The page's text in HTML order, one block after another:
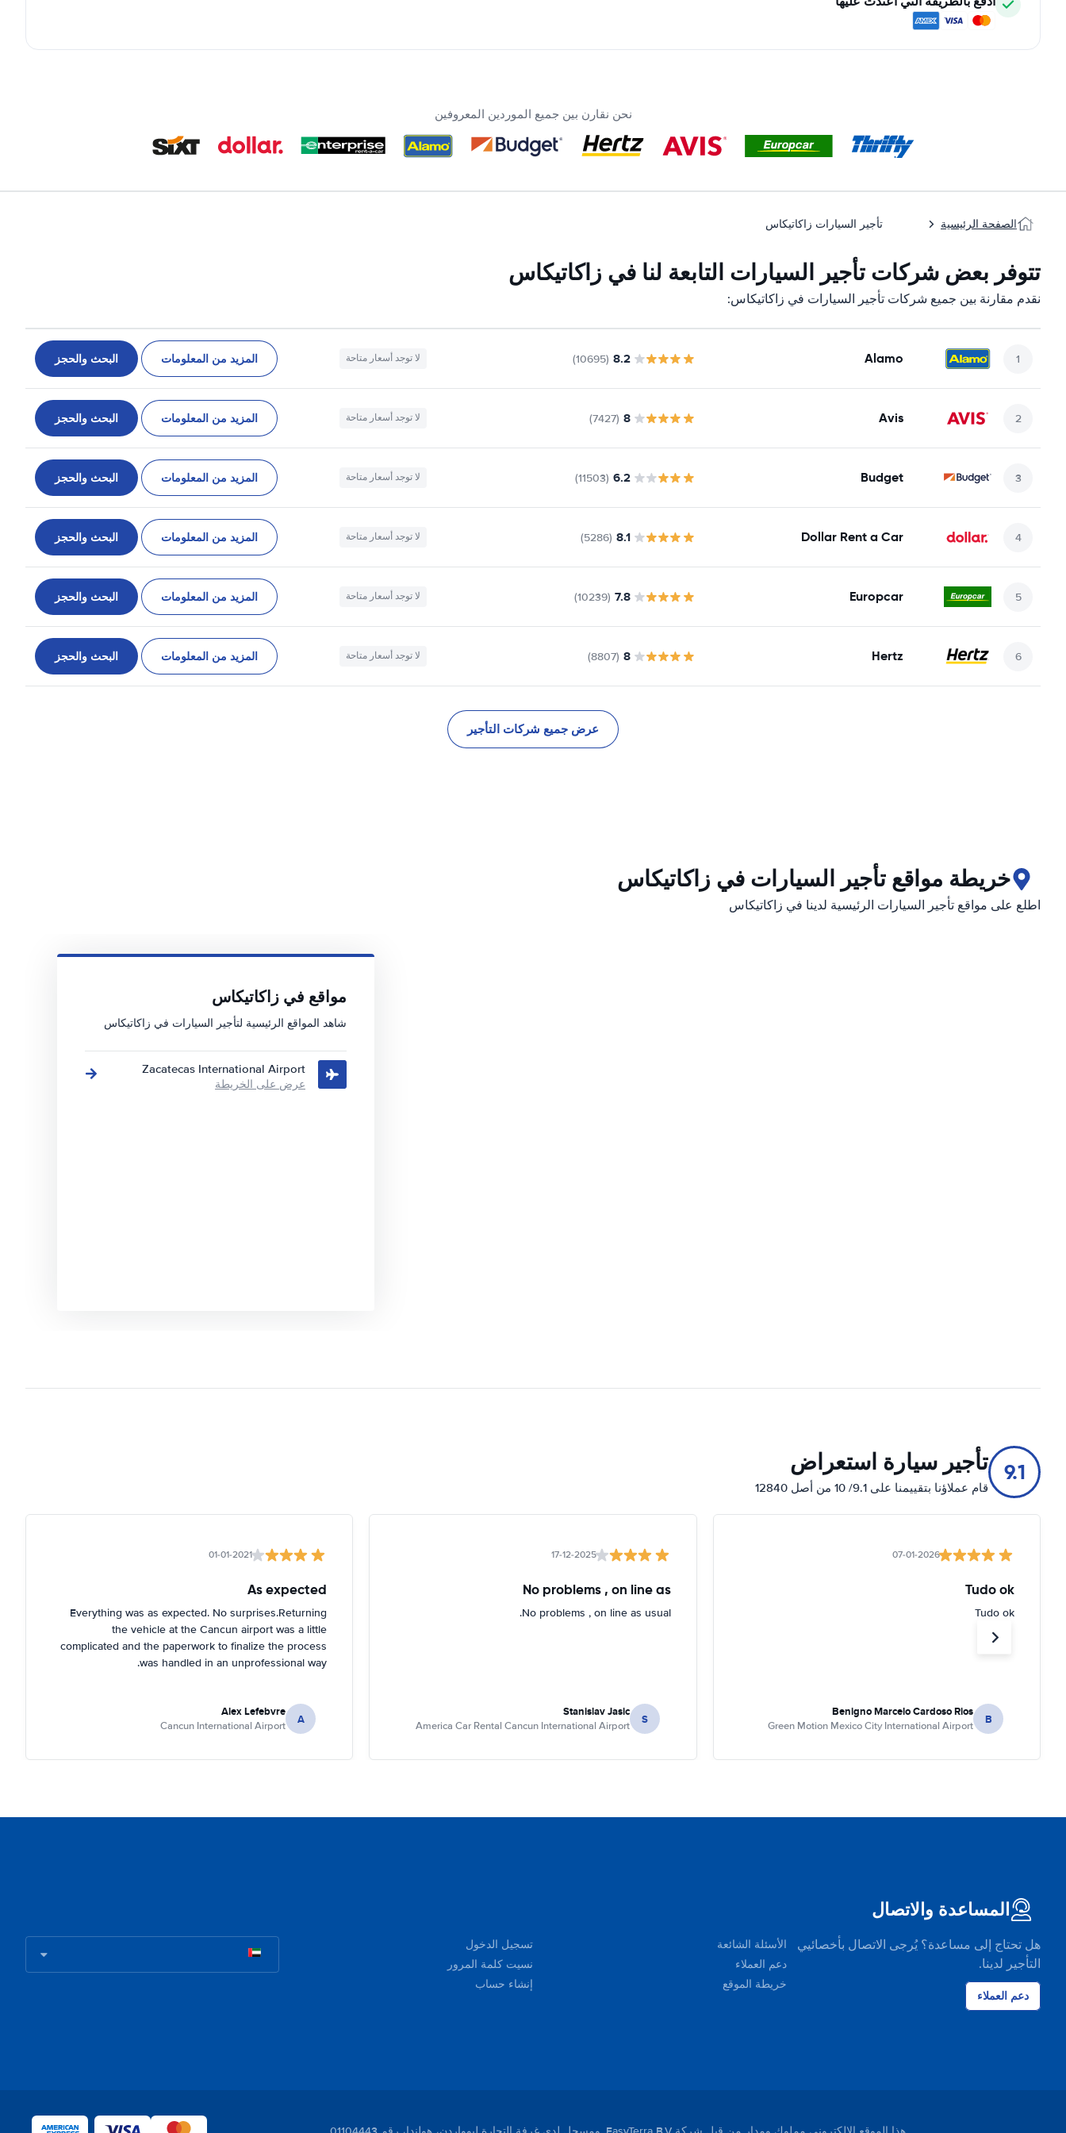
نحن نقارن بين جميع الموردين المعروفين
الصفحة الرئيسية تأجير السيارات زاكاتيكاس
تتوفر بعض شركات تأجير السيارات التابعة لنا في زاكاتيكاس
نقدم مقارنة بين جميع شركات تأجير السيارات في زاكاتيكاس:
Alamo
8.2
(10695) لا توجد أسعار متاحة المزيد من المعلومات البحث والحجز
Avis
8
(7427) لا توجد أسعار متاحة المزيد من المعلومات البحث والحجز
Budget
6.2
(11503) لا توجد أسعار متاحة المزيد من المعلومات البحث والحجز
Dollar Rent a Car
8.1
(5286) لا توجد أسعار متاحة المزيد من المعلومات البحث والحجز
Europcar
7.8
(10239) لا توجد أسعار متاحة المزيد من المعلومات البحث والحجز
Hertz
8
(8807) لا توجد أسعار متاحة المزيد من المعلومات البحث والحجز
عرض جميع شركات التأجير
خريطة مواقع تأجير السيارات في زاكاتيكاس
اطلع على مواقع تأجير السيارات الرئيسية لدينا في زاكاتيكاس
مواقع في زاكاتيكاس
شاهد المواقع الرئيسية لتأجير السيارات في زاكاتيكاس
Zacatecas International Airport
عرض على الخريطة
9.1 تأجير سيارة استعراض
قام عملاؤنا بتقييمنا على 9.1/ 10 من أصل 12840
07-01-2026
Tudo ok
Tudo ok
B
Benigno Marcelo Cardoso Rios
Green Motion Mexico City International Airport
17-12-2025
No problems , on line as
No problems , on line as usual.
S
Stanislav Jasic
America Car Rental Cancun International Airport
01-01-2021
As expected
Everything was as expected. No surprises.Returning
the vehicle at the Cancun airport was a little
complicated and the paperwork to finalize the process
was handled in an unprofessional way.
A
Alex Lefebvre
Cancun International Airport
المساعدة والاتصال
هل تحتاج إلى مساعدة؟ يُرجى الاتصال بأخصائيي
التأجير لدينا.
دعم العملاء
الأسئلة الشائعة
دعم العملاء
خريطة الموقع
تسجيل الدخول
نسيت كلمة المرور
إنشاء حساب